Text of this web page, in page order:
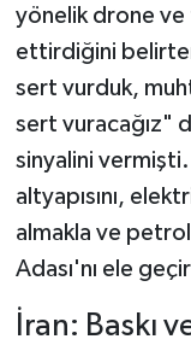
yönelik drone ve
ettirdiğini
sert vurduk,
sert vuracağız"
sinyalini vermişti.
altyapısını,
almakla ve petrol
Adası'nı ele
İran: Baskı